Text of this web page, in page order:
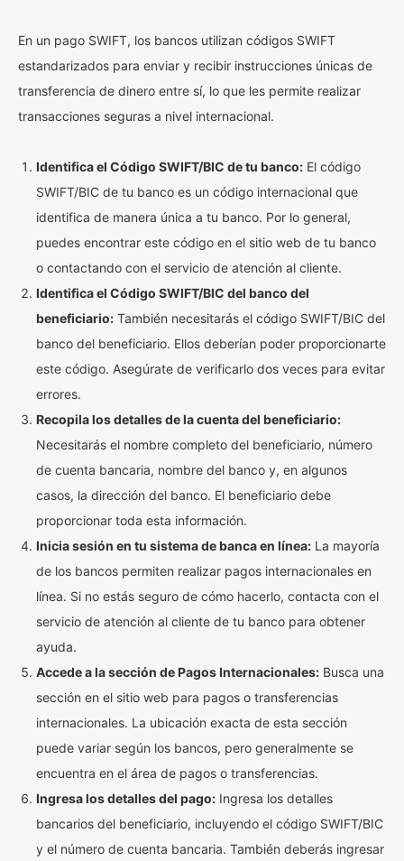
En un pago SWIFT, los bancos utilizan códigos SWIFT
estandarizados para enviar y recibir instrucciones únicas de
transferencia de dinero entre sí, lo que les permite realizar
transacciones seguras a nivel internacional.
Identifica el Código SWIFT/BIC de tu banco: El código
SWIFT/BIC de tu banco es un código internacional que
identifica de manera única a tu banco. Por lo general,
puedes encontrar este código en el sitio web de tu banco
o contactando con el servicio de atención al cliente.
Identifica el Código SWIFT/BIC del banco del
beneficiario: También necesitarás el código SWIFT/BIC del
banco del beneficiario. Ellos deberían poder proporcionarte
este código. Asegúrate de verificarlo dos veces para evitar
errores.
Recopila los detalles de la cuenta del beneficiario:
Necesitarás el nombre completo del beneficiario, número
de cuenta bancaria, nombre del banco y, en algunos
casos, la dirección del banco. El beneficiario debe
proporcionar toda esta información.
Inicia sesión en tu sistema de banca en línea: La mayoría
de los bancos permiten realizar pagos internacionales en
línea. Si no estás seguro de cómo hacerlo, contacta con el
servicio de atención al cliente de tu banco para obtener
ayuda.
Accede a la sección de Pagos Internacionales: Busca una
sección en el sitio web para pagos o transferencias
internacionales. La ubicación exacta de esta sección
puede variar según los bancos, pero generalmente se
encuentra en el área de pagos o transferencias.
Ingresa los detalles del pago: Ingresa los detalles
bancarios del beneficiario, incluyendo el código SWIFT/BIC
y el número de cuenta bancaria. También deberás ingresar